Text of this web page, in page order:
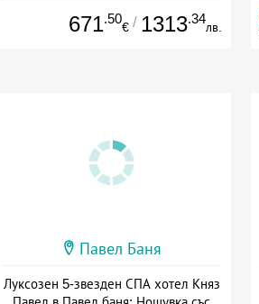
671.50
€ / 1313.34
лв.
Павел Баня
Луксозен 5-звезден СПА хотел Княз